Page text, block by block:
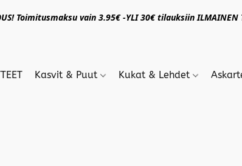
Toimitusmaksu vain 3.95€ -YLI 30€ tilauksiin
Kasvit & Puut Kukat & Lehdet